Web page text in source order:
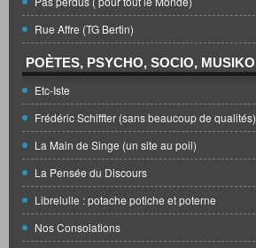
Rue Affre (TG Bertin)
POÈTES, PSYCHO, SOCIO, MUSIKO
Etc-Iste
Frédéric Schiffter (sans beaucoup de qualités)
La Main de Singe (un site au poil)
La Pensée du Discours
Librelulle : potache potiche et poterne
Nos Consolations